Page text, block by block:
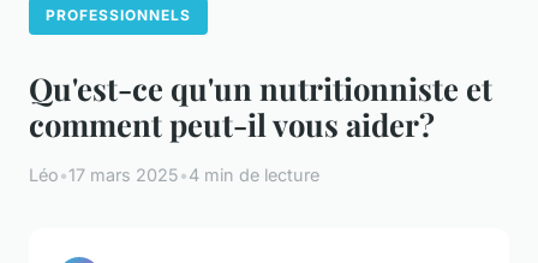
PROFESSIONNELS
Qu'est-ce qu'un nutritionniste et
comment peut-il vous aider?
Léo•17 mars 2025•4 min de lecture